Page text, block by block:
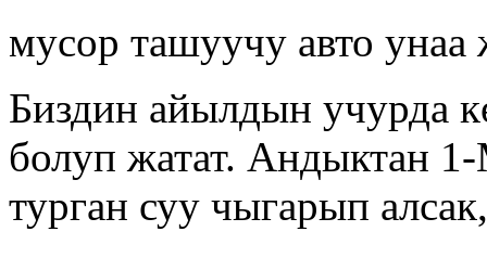
мусор ташуучу авто унаа
Биздин айылдын учурда
болуп жатат. Андыктан
турган суу чыгарып